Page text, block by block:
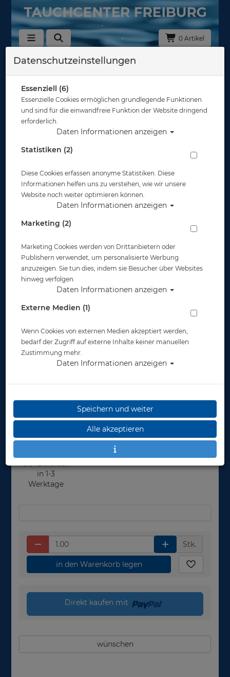
0 Artikel
Zurück
Mares Multi Tool Pro
Artikelnr.: mar-415701
Herstellerpreis: 45,95 €
45,95 €*
Lieferbar
in 1-3
Werktage
Stk.
in den Warenkorb legen
Direkt kaufen mit
wünschen
Datenschutzeinstellungen
Essenziell (6)
Essenzielle Cookies ermöglichen grundlegende Funktionen
und sind für die einwandfreie Funktion der Website dringend
erforderlich.
Daten Informationen anzeigen
Statistiken (2)
Diese Cookies erfassen anonyme Statistiken. Diese
Informationen helfen uns zu verstehen, wie wir unsere
Website noch weiter optimieren können.
Daten Informationen anzeigen
Marketing (2)
Marketing Cookies werden von Drittanbietern oder
Publishern verwendet, um personalisierte Werbung
anzuzeigen. Sie tun dies, indem sie Besucher über Websites
hinweg verfolgen.
Daten Informationen anzeigen
Externe Medien (1)
Wenn Cookies von externen Medien akzeptiert werden,
bedarf der Zugriff auf externe Inhalte keiner manuellen
Zustimmung mehr.
Daten Informationen anzeigen
Speichern und weiter
Alle akzeptieren